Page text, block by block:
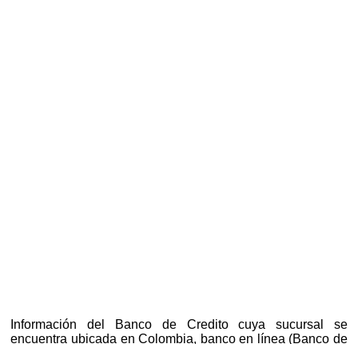
Información del Banco de Credito cuya sucursal se
encuentra ubicada en Colombia, banco en línea (Banco de